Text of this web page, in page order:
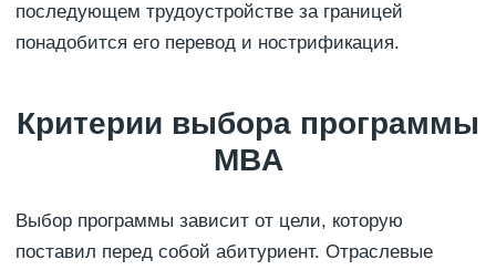
последующем трудоустройстве за границей
понадобится его перевод и нострификация.
Критерии выбора программы
MBA
Выбор программы зависит от цели, которую
поставил перед собой абитуриент. Отраслевые